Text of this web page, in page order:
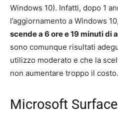
Windows 10). Infatti, dopo 1
l’aggiornamento a Windows
scende a 6 ore e 19 minuti di
sono comunque risultati
utilizzo moderato e che la
non aumentare troppo il costo.
Microsoft